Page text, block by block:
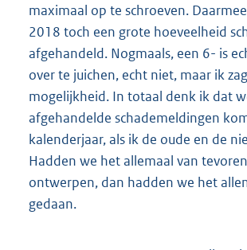
maximaal op te schroeven.
2018 toch een grote hoeveelheid
afgehandeld. Nogmaals, een 6- is
over te juichen, echt niet, maar ik
mogelijkheid. In totaal denk ik dat
afgehandelde schademeldingen
kalenderjaar, als ik de oude en de
Hadden we het allemaal van
ontwerpen, dan hadden we het
gedaan.